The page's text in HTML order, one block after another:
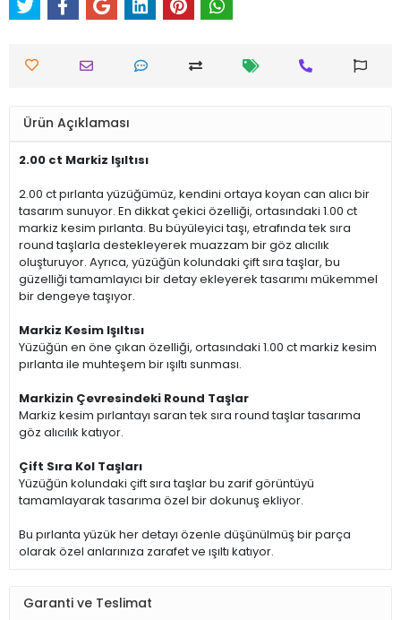
Ürün Açıklaması
2.00 ct Markiz Işıltısı
2.00 ct pırlanta yüzüğümüz, kendini ortaya koyan can alıcı bir
tasarım sunuyor. En dikkat çekici özelliği, ortasındaki 1.00 ct
markiz kesim pırlanta. Bu büyüleyici taşı, etrafında tek sıra
round taşlarla destekleyerek muazzam bir göz alıcılık
oluşturuyor. Ayrıca, yüzüğün kolundaki çift sıra taşlar, bu
güzelliği tamamlayıcı bir detay ekleyerek tasarımı mükemmel
bir dengeye taşıyor.
Markiz Kesim Işıltısı
Yüzüğün en öne çıkan özelliği, ortasındaki 1.00 ct markiz kesim
pırlanta ile muhteşem bir ışıltı sunması.
Markizin Çevresindeki Round Taşlar
Markiz kesim pırlantayı saran tek sıra round taşlar tasarıma
göz alıcılık katıyor.
Çift Sıra Kol Taşları
Yüzüğün kolundaki çift sıra taşlar bu zarif görüntüyü
tamamlayarak tasarıma özel bir dokunuş ekliyor.
Bu pırlanta yüzük her detayı özenle düşünülmüş bir parça
olarak özel anlarınıza zarafet ve ışıltı katıyor.
Garanti ve Teslimat